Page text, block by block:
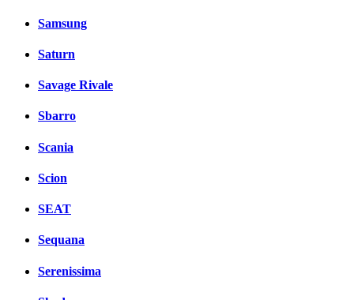
Samsung
Saturn
Savage Rivale
Sbarro
Scania
Scion
SEAT
Sequana
Serenissima